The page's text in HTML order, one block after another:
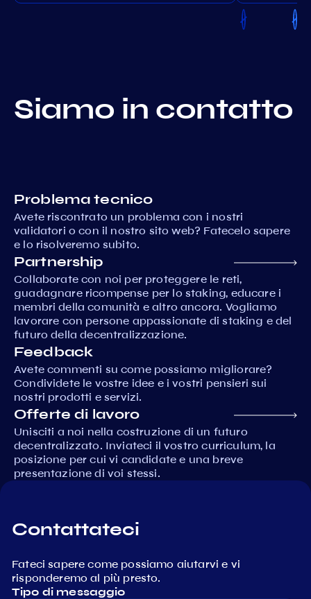
Siamo in contatto
Problema tecnico
Avete riscontrato un problema con i nostri
validatori o con il nostro sito web? Fatecelo sapere
e lo risolveremo subito.
Partnership
Collaborate con noi per proteggere le reti,
guadagnare ricompense per lo staking, educare i
membri della comunità e altro ancora. Vogliamo
lavorare con persone appassionate di staking e del
futuro della decentralizzazione.
Feedback
Avete commenti su come possiamo migliorare?
Condividete le vostre idee e i vostri pensieri sui
nostri prodotti e servizi.
Offerte di lavoro
Unisciti a noi nella costruzione di un futuro
decentralizzato. Inviateci il vostro curriculum, la
posizione per cui vi candidate e una breve
presentazione di voi stessi.
Contattateci
Fateci sapere come possiamo aiutarvi e vi
risponderemo al più presto.
Tipo di messaggio